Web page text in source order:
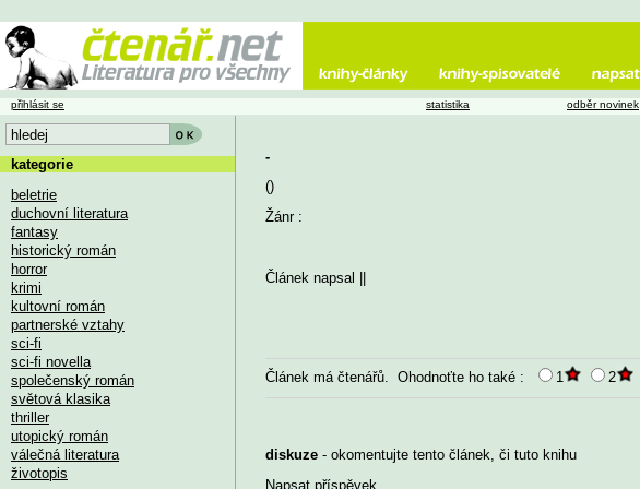
-
()
Žánr :
Článek napsal
Článek máčtenářů. Ohodnoťte ho také : 1 2
diskuze - okomentujte tento článek, či tuto knihu
Napsat příspěvek
přihlásit se statistika odběr novinek
kategorie
beletrie
duchovní literatura
fantasy
historický román
horror
krimi
kultovní román
partnerské vztahy
sci-fi
sci-fi novella
společenský román
světová klasika
thriller
utopický román
válečná literatura
životopis